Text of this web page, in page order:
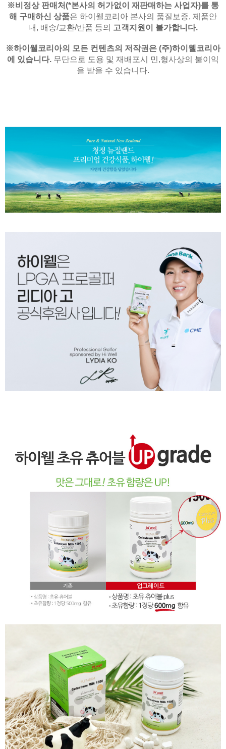
※비정상 판매처(*본사의 허가없이 재판매하는 사업자)를 통
해 구매하신 상품은 하이웰코리아 본사의 품질보증, 제품안
내, 배송/교환/반품 등의 고객지원이 불가합니다.
※하이웰코리아의 모든 컨텐츠의 저작권은 (주)하이웰코리아
에 있습니다. 무단으로 도용 및 재배포시 민,형사상의 불이익
을 받을 수 있습니다.